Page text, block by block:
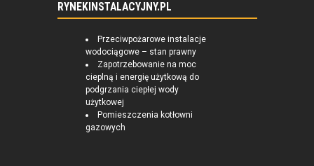
RYNEKINSTALACYJNY.PL
Przeciwpożarowe instalacje
wodociągowe – stan prawny
Zapotrzebowanie na moc
cieplną i energię użytkową do
podgrzania ciepłej wody
użytkowej
Pomieszczenia kotłowni
gazowych